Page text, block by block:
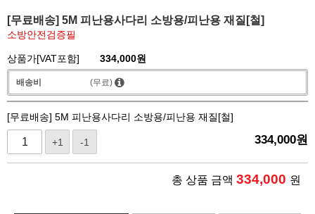
[무료배송] 5M 피난용사다리 소방용/피난용 재질[철]
소방안전검증필
상품가[VAT포함] 334,000원
배송비 (무료)
[무료배송] 5M 피난용사다리 소방용/피난용 재질[철]
+1 -1 334,000원
총 상품 금액 334,000 원